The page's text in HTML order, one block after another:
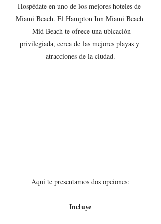
Hospédate en uno de los mejores hoteles de
Miami Beach. El Hampton Inn Miami Beach
- Mid Beach te ofrece una ubicación
privilegiada, cerca de las mejores playas y
atracciones de la ciudad.
Aquí te presentamos dos opciones:
Incluye